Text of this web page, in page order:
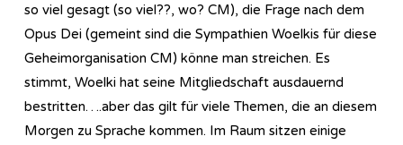
so viel gesagt (so viel??, wo? CM), die Frage nach dem
Opus Dei (gemeint sind die Sympathien Woelkis für diese
Geheimorganisation CM) könne man streichen. Es
stimmt, Woelki hat seine Mitgliedschaft ausdauernd
bestritten….aber das gilt für viele Themen, die an diesem
Morgen zu Sprache kommen. Im Raum sitzen einige